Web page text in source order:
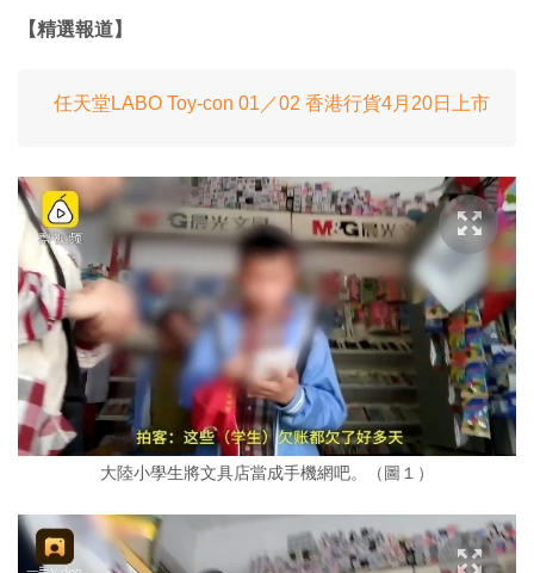
【精選報道】
任天堂LABO Toy-con 01／02 香港行貨4月20日上市
大陸小學生將文具店當成手機網吧。（圖１）